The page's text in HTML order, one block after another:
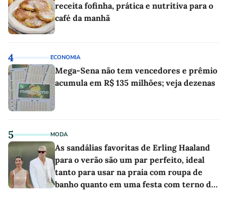
receita fofinha, prática e nutritiva para o
café da manhã
4 ECONOMIA
Mega-Sena não tem vencedores e prêmio
acumula em R$ 135 milhões; veja dezenas
5 MODA
As sandálias favoritas de Erling Haaland
para o verão são um par perfeito, ideal
tanto para usar na praia com roupa de
banho quanto em uma festa com terno de